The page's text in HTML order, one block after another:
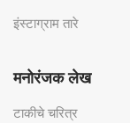
इंस्टाग्राम तारे
मनोरंजक लेख
टाकीचे चरित्र